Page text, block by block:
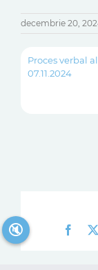
decembrie 20,
Proces verbal
07.11.2024
🔇